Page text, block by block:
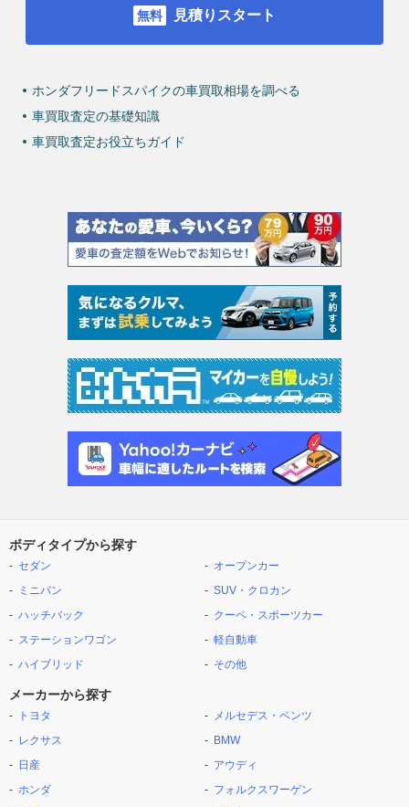
見積りスタート
ホンダフリードスパイクの車買取相場を調べる
車買取査定の基礎知識
車買取査定お役立ちガイド
ボディタイプから探す
セダン
ミニバン
ハッチバック
ステーションワゴン
ハイブリッド
オープンカー
SUV・クロカン
クーペ・スポーツカー
軽自動車
その他
メーカーから探す
トヨタ
レクサス
日産
ホンダ
メルセデス・ベンツ
BMW
アウディ
フォルクスワーゲン